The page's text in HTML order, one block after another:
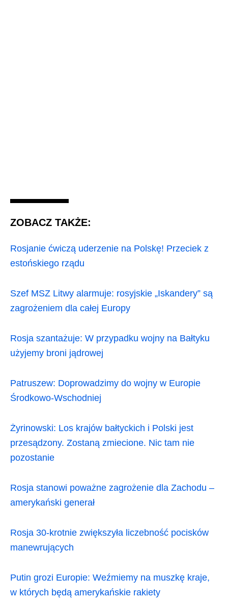
ZOBACZ TAKŻE:
Rosjanie ćwiczą uderzenie na Polskę! Przeciek z
estońskiego rządu
Szef MSZ Litwy alarmuje: rosyjskie „Iskandery” są
zagrożeniem dla całej Europy
Rosja szantażuje: W przypadku wojny na Bałtyku
użyjemy broni jądrowej
Patruszew: Doprowadzimy do wojny w Europie
Środkowo-Wschodniej
Żyrinowski: Los krajów bałtyckich i Polski jest
przesądzony. Zostaną zmiecione. Nic tam nie
pozostanie
Rosja stanowi poważne zagrożenie dla Zachodu –
amerykański generał
Rosja 30-krotnie zwiększyła liczebność pocisków
manewrujących
Putin grozi Europie: Weźmiemy na muszkę kraje,
w których będą amerykańskie rakiety